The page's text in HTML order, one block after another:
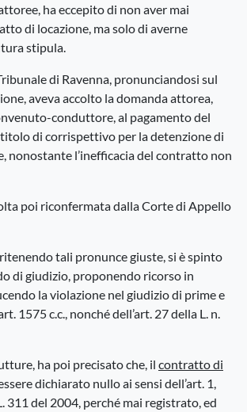
ha eccepito di non aver mai
di locazione, ma solo di averne
stipula.
di Ravenna, pronunciandosi sul
aveva accolto la domanda attorea,
conduttore, al pagamento del
di corrispettivo per la detenzione di
nonostante l’inefficacia del contratto non
poi riconfermata dalla Corte di Appello
tali pronunce giuste, si è spinto
di giudizio, proponendo ricorso in
la violazione nel giudizio di prime e
1575 c.c., nonché dell’art. 27 della L. n.
ha poi precisato che, il contratto di
dichiarato nullo ai sensi dell’art. 1,
311 del 2004, perché mai registrato, ed